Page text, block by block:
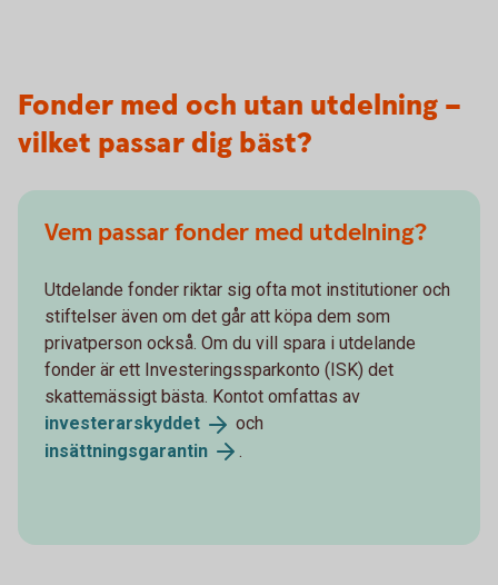
Fonder med och utan utdelning –
vilket passar dig bäst?
Vem passar fonder med utdelning?
Utdelande fonder riktar sig ofta mot institutioner och
stiftelser även om det går att köpa dem som
privatperson också. Om du vill spara i utdelande
fonder är ett Investeringssparkonto (ISK) det
skattemässigt bästa. Kontot omfattas av
investerarskyddet
och
insättningsgarantin
.